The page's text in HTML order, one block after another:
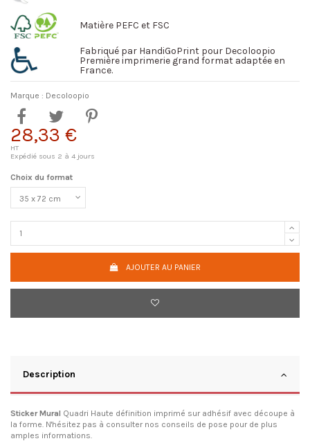
Matière PEFC et FSC
Fabriqué par HandiGoPrint pour Decoloopio
Première imprimerie grand format adaptée en
France.
Marque : Decoloopio
28,33 €
HT
Expédié sous 2 à 4 jours
Choix du format
AJOUTER AU PANIER
Description
Sticker Mural Quadri Haute définition imprimé sur adhésif avec découpe à
la forme. N'hésitez pas à consulter nos conseils de pose pour de plus
amples informations.